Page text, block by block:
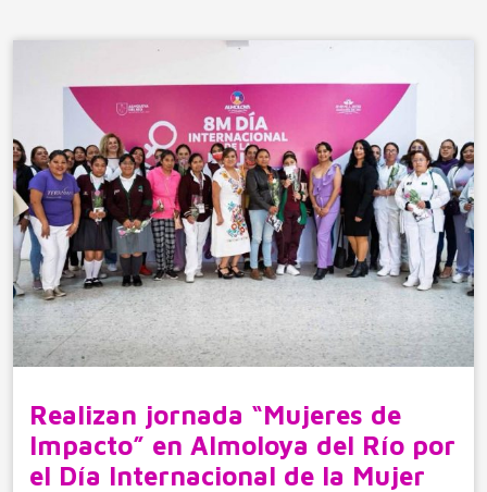
Realizan jornada “Mujeres de
Impacto” en Almoloya del Río por
el Día Internacional de la Mujer